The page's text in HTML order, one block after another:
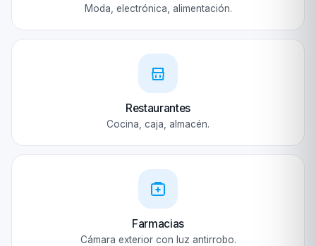
Moda, electrónica, alimentación.
Restaurantes
Cocina, caja, almacén.
Farmacias
Cámara exterior con luz antirrobo.